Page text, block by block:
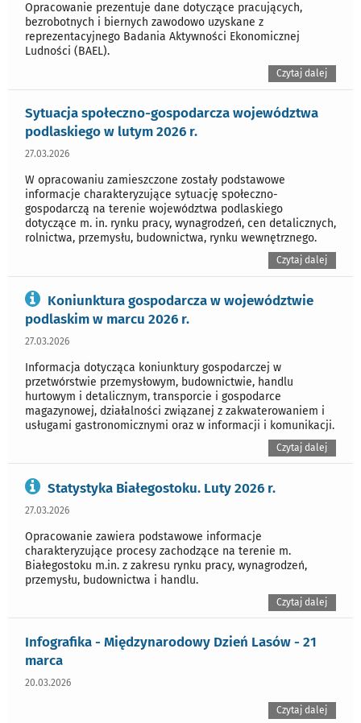
Opracowanie prezentuje dane dotyczące pracujących,
bezrobotnych i biernych zawodowo uzyskane z
reprezentacyjnego Badania Aktywności Ekonomicznej
Ludności (BAEL).
Czytaj dalej
Sytuacja społeczno-gospodarcza województwa
podlaskiego w lutym 2026 r.
27.03.2026
W opracowaniu zamieszczone zostały podstawowe
informacje charakteryzujące sytuację społeczno-
gospodarczą na terenie województwa podlaskiego
dotyczące m. in. rynku pracy, wynagrodzeń, cen detalicznych,
rolnictwa, przemysłu, budownictwa, rynku wewnętrznego.
Czytaj dalej
Koniunktura gospodarcza w województwie
podlaskim w marcu 2026 r.
27.03.2026
Informacja dotycząca koniunktury gospodarczej w
przetwórstwie przemysłowym, budownictwie, handlu
hurtowym i detalicznym, transporcie i gospodarce
magazynowej, działalności związanej z zakwaterowaniem i
usługami gastronomicznymi oraz w informacji i komunikacji.
Czytaj dalej
Statystyka Białegostoku. Luty 2026 r.
27.03.2026
Opracowanie zawiera podstawowe informacje
charakteryzujące procesy zachodzące na terenie m.
Białegostoku m.in. z zakresu rynku pracy, wynagrodzeń,
przemysłu, budownictwa i handlu.
Czytaj dalej
Infografika - Międzynarodowy Dzień Lasów - 21
marca
20.03.2026
Czytaj dalej